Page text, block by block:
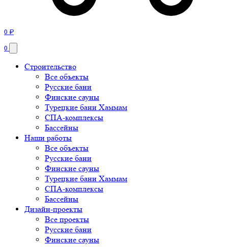
0 ₽
0
Строительство
Все объекты
Русские бани
Финские сауны
Турецкие бани Хаммам
СПА-комплексы
Бассейны
Наши работы
Все объекты
Русские бани
Финские сауны
Турецкие бани Хаммам
СПА-комплексы
Бассейны
Дизайн-проекты
Все проекты
Русские бани
Финские сауны